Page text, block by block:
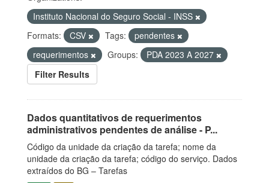
Instituto Nacional do Seguro Social - INSS
Formats:
CSV Tags:
pendentes
requerimentos
Groups:
PDA 2023 A 2027
Filter Results
Dados quantitativos de requerimentos
administrativos pendentes de análise - P...
Código da unidade da criação da tarefa; nome da
unidade da criação da tarefa; código do serviço. Dados
extraídos do BG – Tarefas